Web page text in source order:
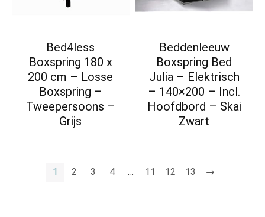
Bed4less
Boxspring 180 x
200 cm – Losse
Boxspring –
Tweepersoons –
Grijs
Beddenleeuw
Boxspring Bed
Julia – Elektrisch
– 140×200 – Incl.
Hoofdbord – Skai
Zwart
1 2 3 4 … 11 12 13 →